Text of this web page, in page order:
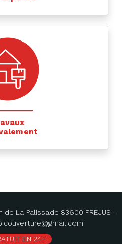
de La Palissade 83600 FREJUS -
EN 24H